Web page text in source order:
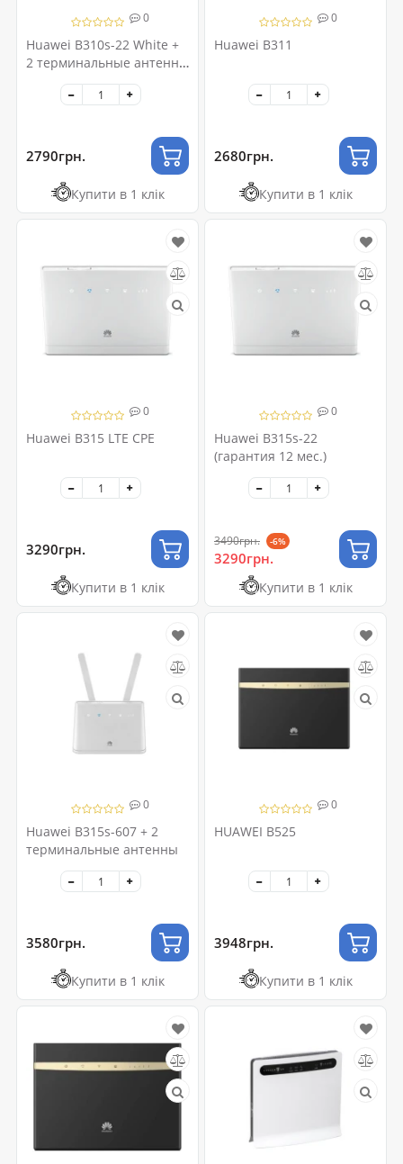
0
Huawei B310s-22 White +
2 терминальные антенны
(гарантия 12 мес)
2790грн.
Купити в 1 клік
0
Huawei B311
2680грн.
Купити в 1 клік
0
Huawei B315 LTE CPE
3290грн.
Купити в 1 клік
0
Huawei B315s-22
(гарантия 12 мес.)
3490грн. -6%
3290грн.
Купити в 1 клік
0
Huawei B315s-607 + 2
терминальные антенны
3580грн.
Купити в 1 клік
0
HUAWEI B525
3948грн.
Купити в 1 клік